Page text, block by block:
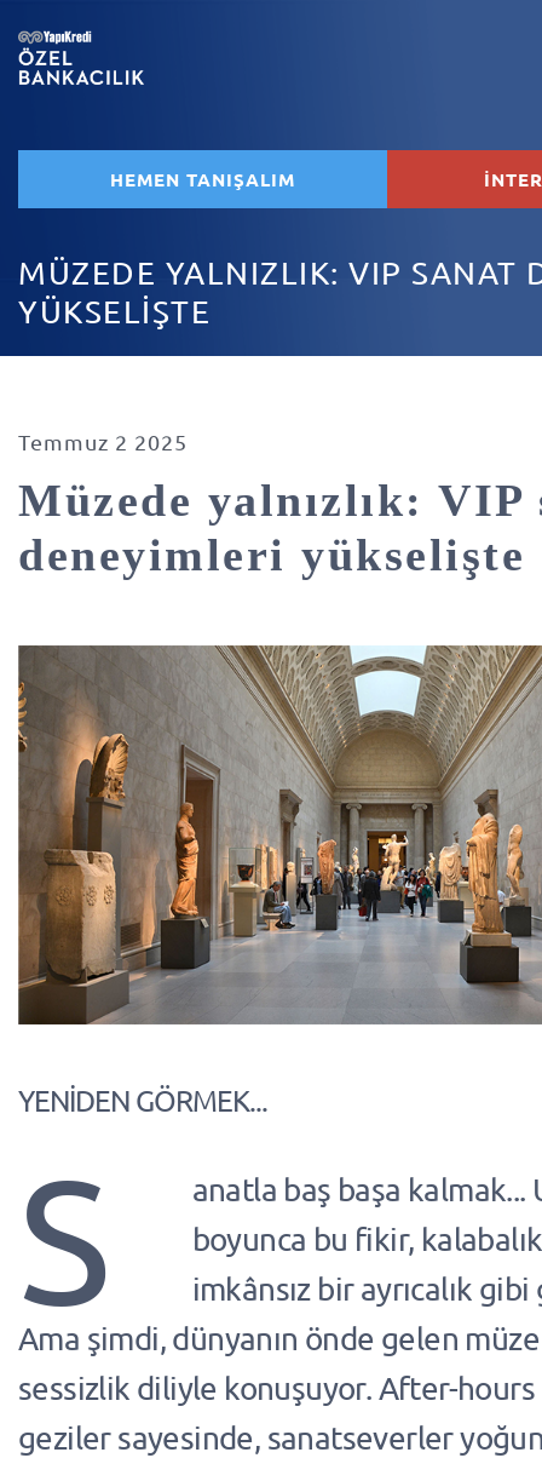
HEMEN TANIŞALIM
MÜZEDE YALNIZLIK: VIP SANAT
YÜKSELİŞTE
Temmuz 2 2025
Müzede yalnızlık: VIP
deneyimleri yükselişte
YENİDEN GÖRMEK...
S
anatla baş başa kalmak...
boyunca bu fikir,
imkânsız bir ayrıcalık
Ama şimdi, dünyanın önde gelen
sessizlik diliyle konuşuyor. After-
geziler sayesinde, sanatseverler